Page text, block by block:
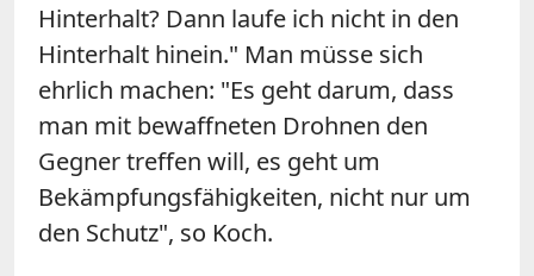
Hinterhalt? Dann laufe ich nicht in den
Hinterhalt hinein." Man müsse sich
ehrlich machen: "Es geht darum, dass
man mit bewaffneten Drohnen den
Gegner treffen will, es geht um
Bekämpfungsfähigkeiten, nicht nur um
den Schutz", so Koch.